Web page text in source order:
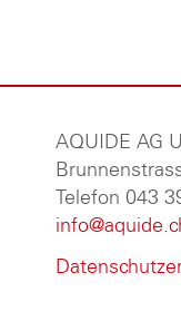
AQUIDE AG
Telefon 043